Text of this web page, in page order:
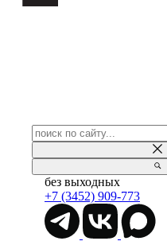
без выходных
+7 (3452) 909-773